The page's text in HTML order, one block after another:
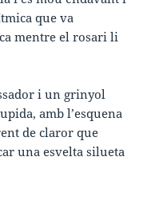
que va
mentre el rosari li
i un grinyol
amb l’esquena
de claror que
una esvelta silueta